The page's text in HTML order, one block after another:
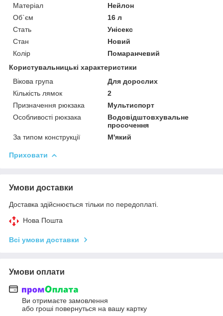
Матеріал
Нейлон
Об`єм
16 л
Стать
Унісекс
Стан
Новий
Колір
Помаранчевий
Користувальницькі характеристики
Вікова група
Для дорослих
Кількість лямок
2
Призначення рюкзака
Мультиспорт
Особливості рюкзака
Водовідштовхувальне
просочення
За типом конструкції
М'який
Приховати
Умови доставки
Доставка здійснюється тільки по передоплаті.
Нова Пошта
Всі умови доставки
Умови оплати
Ви отримаєте замовлення
або гроші повернуться на вашу картку